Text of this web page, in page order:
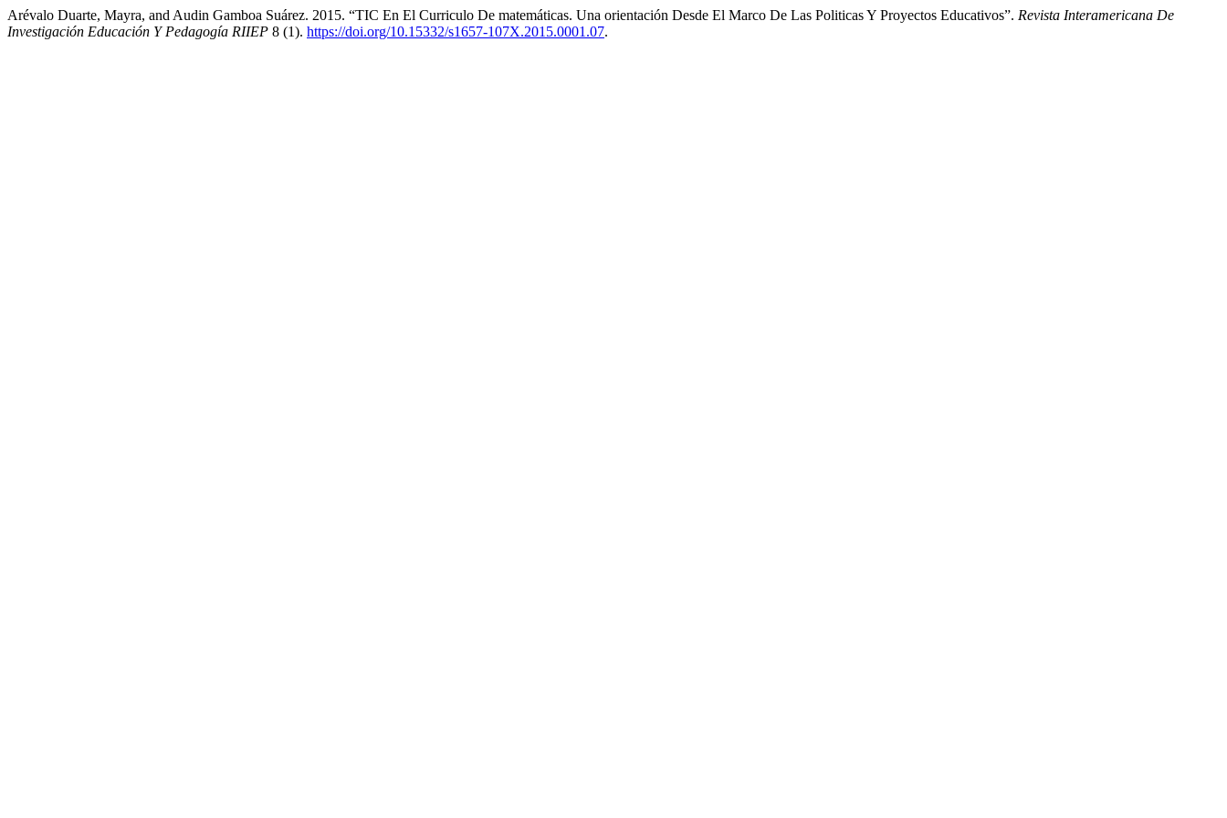
Arévalo Duarte, Mayra, and Audin Gamboa Suárez. 2015. “TIC En El Curriculo De matemáticas. Una orientación Desde El Marco De Las Politicas Y Proyectos Educativos”. Revista Interamericana De
Investigación Educación Y Pedagogía RIIEP 8 (1). https://doi.org/10.15332/s1657-107X.2015.0001.07.